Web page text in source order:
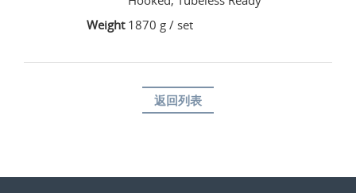
Weight 1870 g / set
返回列表